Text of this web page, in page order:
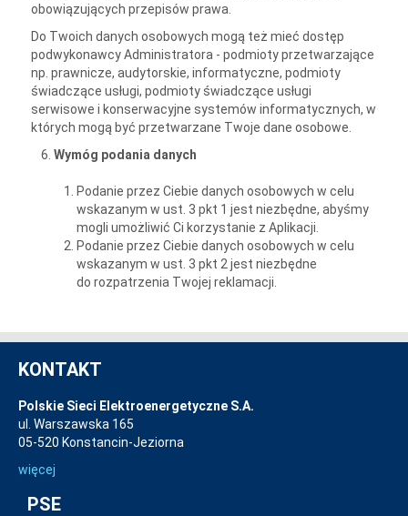
obowiązujących przepisów prawa.
Do Twoich danych osobowych mogą też mieć dostęp
podwykonawcy Administratora - podmioty przetwarzające
np. prawnicze, audytorskie, informatyczne, podmioty
świadczące usługi, podmioty świadczące usługi
serwisowe i konserwacyjne systemów informatycznych, w
których mogą być przetwarzane Twoje dane osobowe.
Wymóg podania danych
Podanie przez Ciebie danych osobowych w celu
wskazanym w ust. 3 pkt 1 jest niezbędne, abyśmy
mogli umożliwić Ci korzystanie z Aplikacji.
Podanie przez Ciebie danych osobowych w celu
wskazanym w ust. 3 pkt 2 jest niezbędne
do rozpatrzenia Twojej reklamacji.
KONTAKT
Polskie Sieci Elektroenergetyczne S.A.
ul. Warszawska 165
05-520 Konstancin-Jeziorna
więcej
PSE